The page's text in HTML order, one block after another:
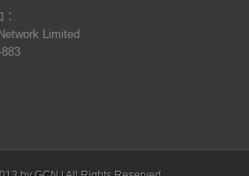
Limited